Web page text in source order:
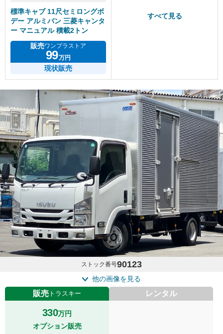
標準キャブ 11尺セミロングボ
デー アルミバン 三菱キャンタ
ー マニュアル 積載2トン
販売ワンプラストア
99万円
現状販売
すべて見る
ストック番号90123
他の画像を見る
販売 トラスキー
330万円
オプション販売
レンタル